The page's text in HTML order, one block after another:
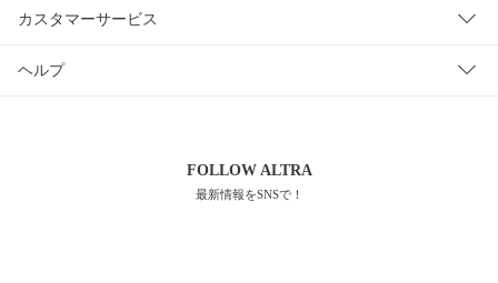
カスタマーサービス
ヘルプ
FOLLOWALTRA
最新情報をSNSで！